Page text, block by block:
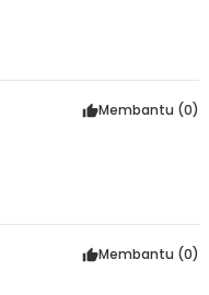
Membantu (0)
Membantu (0)